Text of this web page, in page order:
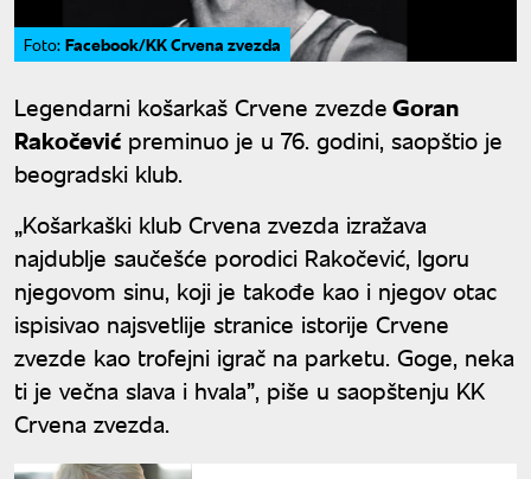
Foto: Facebook/KK Crvena zvezda
Legendarni košarkaš Crvene zvezdeGoran
Rakočević preminuo je u 76. godini, saopštio je
beogradski klub.
„Košarkaški klub Crvena zvezda izražava
najdublje saučešće porodici Rakočević, Igoru
njegovom sinu, koji je takođe kao i njegov otac
ispisivao najsvetlije stranice istorije Crvene
zvezde kao trofejni igrač na parketu. Goge, neka
ti je večna slava i hvala”, piše u saopštenju KK
Crvena zvezda.